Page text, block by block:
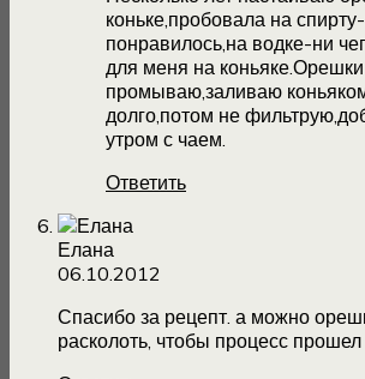
коньке,пробовала на
понравилось,на водке-ни
для меня на
промываю,заливаю
долго,потом не
утром с чаем.
Ответить
Елана
06.10.2012
Спасибо за рецепт. а можно
расколоть, чтобы процесс